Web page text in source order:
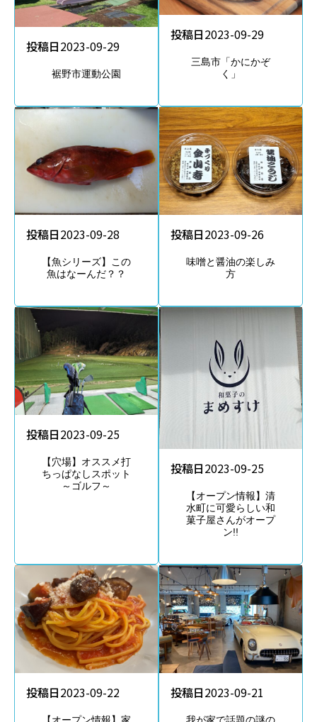
投稿日2023-09-29
裾野市運動公園
投稿日2023-09-29
三島市「かにかぞ
く」
投稿日2023-09-28
【魚シリーズ】この
魚はなーんだ？？
投稿日2023-09-26
味噌と醤油の楽しみ
方
投稿日2023-09-25
【穴場】オススメ打
ちっぱなしスポット
～ゴルフ～
投稿日2023-09-25
【オープン情報】清
水町に可愛らしい和
菓子屋さんがオープ
ン!!
投稿日2023-09-22 投稿日2023-09-21